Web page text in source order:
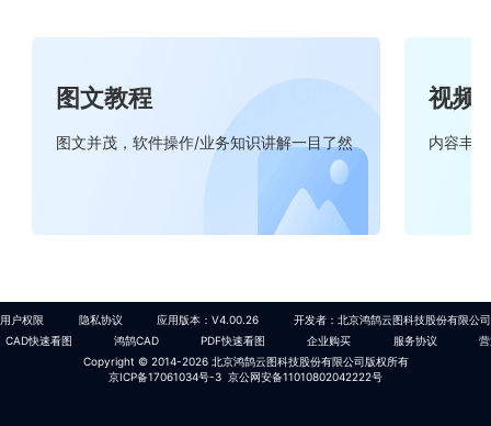
图文教程
图文并茂，软件操作/业务知识讲解一目了然
视频
内容丰
用户权限 隐私协议 应用版本：V4.00.26
开发者：北京鸿鹄云图科技股份有限公司
CAD快速看图
鸿鹄CAD PDF快速看图 企业购买 服务协议
Copyright © 2014-2026北京鸿鹄云图科技股份有限公司版权所有
京ICP备17061034号-3 京公网安备11010802042222号